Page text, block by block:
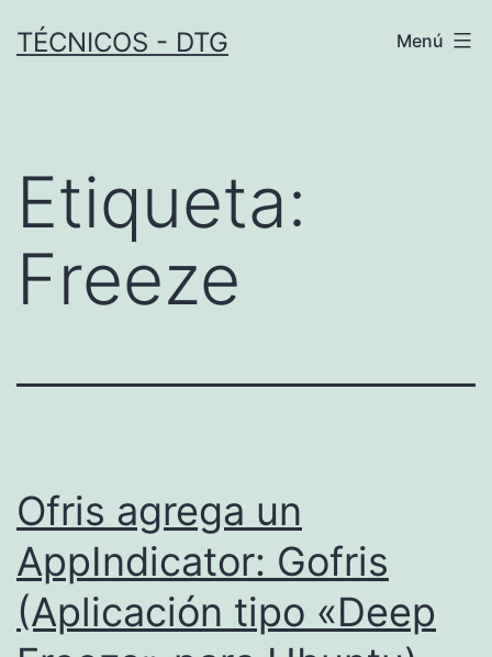
TÉCNICOS - DTG Menú
Etiqueta:
Freeze
Ofris agrega un
AppIndicator: Gofris
(Aplicación tipo «Deep